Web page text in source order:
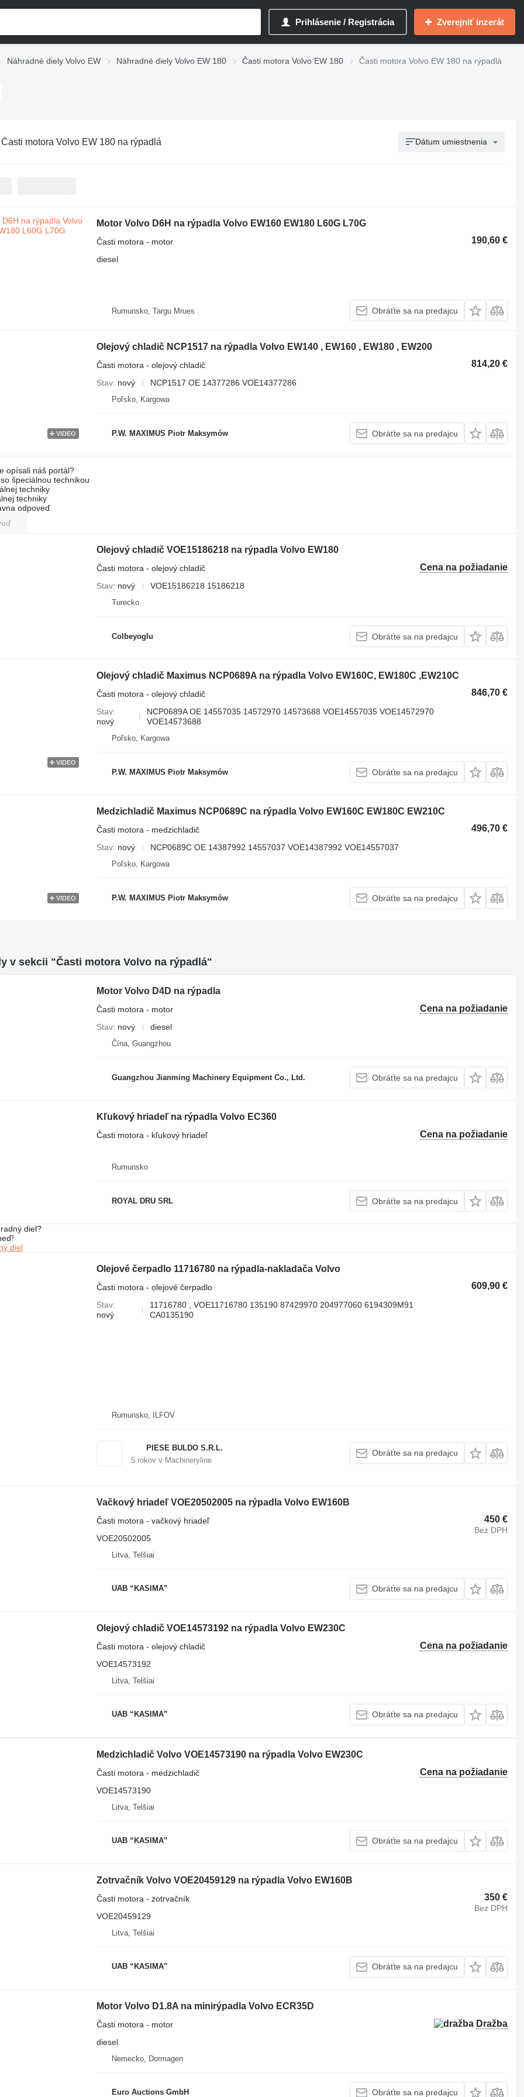
Prihlásenie / Registrácia Zverejniť inzerát
Náhradné diely Volvo EW Náhradné diely Volvo EW 180 Časti motora Volvo EW 180 Časti motora Volvo EW 180 na rýpadlá
Časti motora Volvo EW 180 na rýpadlá Dátum umiestnenia
Motor Volvo D6H na rýpadla Volvo EW160 EW180 L60G L70G
190,60 €
Časti motora - motor
diesel
Rumunsko, Targu Mrues Obráťte sa na predajcu
VIDEO
Olejový chladič NCP1517 na rýpadla Volvo EW140 , EW160 , EW180 , EW200
814,20 €
Časti motora - olejový chladič
Stav nový NCP1517 OE 14377286 VOE14377286
Poľsko, Kargowa
P.W. MAXIMUS Piotr Maksymów Obráťte sa na predajcu
opísali náš portál?
špeciálnou technikou
techniky
techniky
odpoveď
Olejový chladič VOE15186218 na rýpadla Volvo EW180
Cena na požiadanie
Časti motora - olejový chladič
Stav nový VOE15186218 15186218
Turecko
Colbeyoglu Obráťte sa na predajcu
VIDEO
Olejový chladič Maximus NCP0689A na rýpadla Volvo EW160C, EW180C ,EW210C
846,70 €
Časti motora - olejový chladič
Stav
nový
NCP0689A OE 14557035 14572970 14573688 VOE14557035 VOE14572970
VOE14573688
Poľsko, Kargowa
P.W. MAXIMUS Piotr Maksymów Obráťte sa na predajcu
VIDEO
Medzichladič Maximus NCP0689C na rýpadla Volvo EW160C EW180C EW210C
496,70 €
Časti motora - medzichladič
Stav nový NCP0689C OE 14387992 14557037 VOE14387992 VOE14557037
Poľsko, Kargowa
P.W. MAXIMUS Piotr Maksymów Obráťte sa na predajcu
v sekcii "Časti motora Volvo na rýpadlá"
Motor Volvo D4D na rýpadla
Cena na požiadanie
Časti motora - motor
Stav nový diesel
Čína, Guangzhou
Guangzhou Jianming Machinery Equipment Co., Ltd. Obráťte sa na predajcu
Kľukový hriadeľ na rýpadla Volvo EC360
Cena na požiadanie
Časti motora - kľukový hriadeľ
Rumunsko
ROYAL DRU SRL Obráťte sa na predajcu
diel?
diel
Olejové čerpadlo 11716780 na rýpadla-nakladača Volvo
609,90 €
Časti motora - olejové čerpadlo
Stav
nový
11716780 , VOE11716780 135190 87429970 204977060 6194309M91
CA0135190
Rumunsko, ILFOV
PIESE BULDO S.R.L.
5rokov v Machineryline
Obráťte sa na predajcu
Vačkový hriadeľ VOE20502005 na rýpadla Volvo EW160B
450 €
Bez DPH
Časti motora - vačkový hriadeľ
VOE20502005
Litva, Telšiai
UAB “KASIMA” Obráťte sa na predajcu
Olejový chladič VOE14573192 na rýpadla Volvo EW230C
Cena na požiadanie
Časti motora - olejový chladič
VOE14573192
Litva, Telšiai
UAB “KASIMA” Obráťte sa na predajcu
Medzichladič Volvo VOE14573190 na rýpadla Volvo EW230C
Cena na požiadanie
Časti motora - medzichladič
VOE14573190
Litva, Telšiai
UAB “KASIMA” Obráťte sa na predajcu
Zotrvačník Volvo VOE20459129 na rýpadla Volvo EW160B
350 €
Bez DPH
Časti motora - zotrvačník
VOE20459129
Litva, Telšiai
UAB “KASIMA” Obráťte sa na predajcu
Motor Volvo D1.8A na minirýpadla Volvo ECR35D
Dražba
Časti motora - motor
diesel
Nemecko, Dormagen
Euro Auctions GmbH Obráťte sa na predajcu